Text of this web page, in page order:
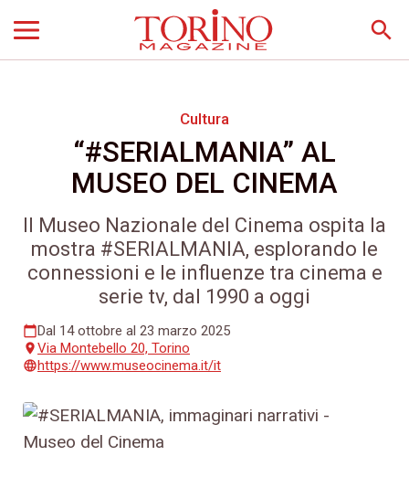
search
Cultura
“#SERIALMANIA” AL
MUSEO DEL CINEMA
Il Museo Nazionale del Cinema ospita la
mostra #SERIALMANIA, esplorando le
connessioni e le influenze tra cinema e
serie tv, dal 1990 a oggi
calendar_todayDal 14 ottobre al 23 marzo 2025
placeVia Montebello 20, Torino
languagehttps://www.museocinema.it/it